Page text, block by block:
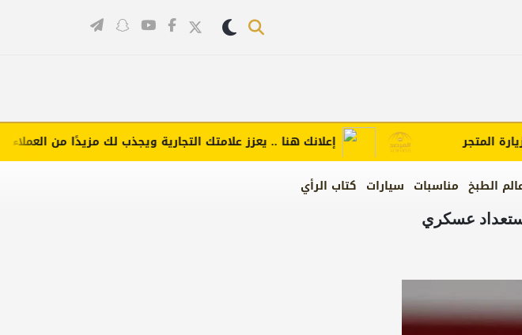
الطبخ مناسبات سيارات كتاب الرأي
إعلانك هنا .. يعزز علامتك التجارية ويجذب لك مزيدًا من العملاء
عسكري